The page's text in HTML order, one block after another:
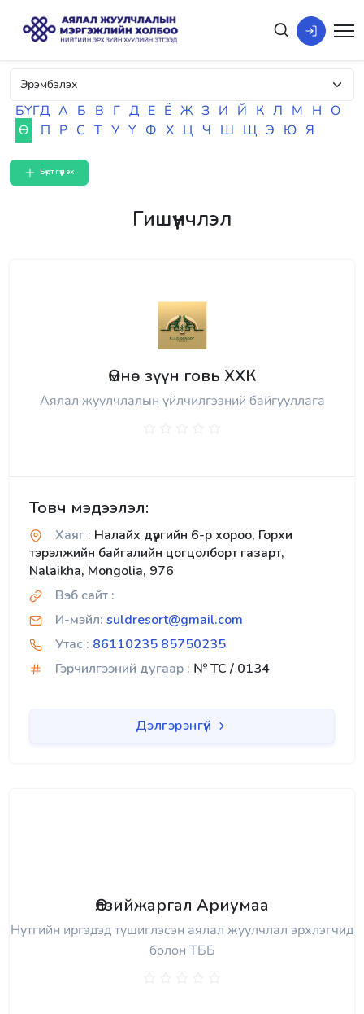
БҮГД А Б В Г Д Е Ё Ж З И Й К Л М Н О
Ө
П Р С Т У Ү Ф Х Ц Ч Ш Щ Э Ю Я
Бүртгүүлэх
Гишүүнчлэл
Өмнө зүүн говь ХХК
Аялал жуулчлалын үйлчилгээний байгууллага
Товч мэдээлэл:
Хаяг : Налайх дүүргийн 6-р хороо, Горхи
тэрэлжийн байгалийн цогцолборт газарт,
Nalaikha, Mongolia, 976
Вэб сайт :
И-мэйл: suldresort@gmail.com
Утас : 86110235 85750235
Гэрчилгээний дугаар : № TC / 0134
Дэлгэрэнгүй
Өлзийжаргал Ариумаа
Нутгийн иргэдэд түшиглэсэн аялал жуулчлал эрхлэгчид
болон ТББ